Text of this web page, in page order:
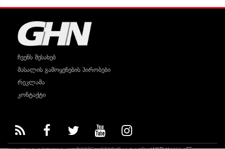
ჩვენს შესახებ
მასალის გამოყენების პირობები
რეკლამა
კონტაქტი